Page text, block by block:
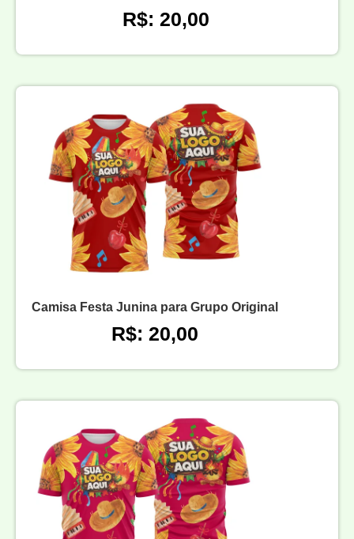
R$: 20,00
Camisa Festa Junina para Grupo Original
R$: 20,00